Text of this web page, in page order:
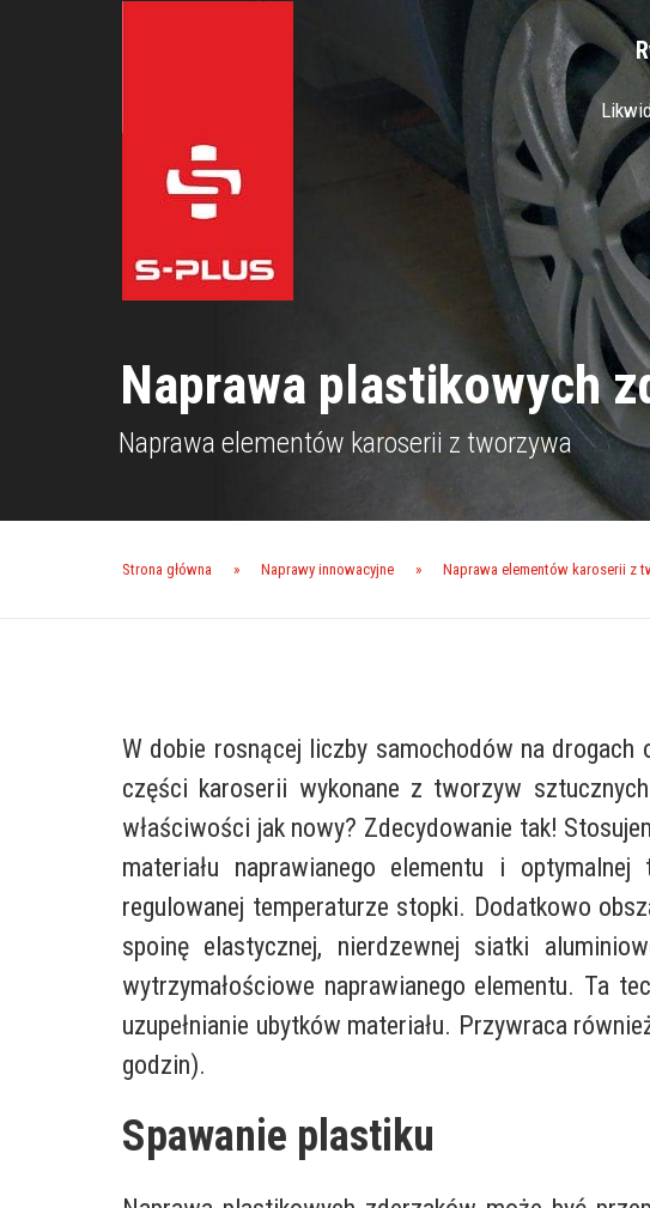
Naprawa plastikowych
Naprawa elementów karoserii z tworzywa
Strona główna » Naprawy innowacyjne » Naprawa elementów karoserii z
W dobie rosnącej liczby samochodów na
części karoserii wykonane z tworzyw
właściwości jak nowy? Zdecydowanie tak!
materiału naprawianego elementu i
regulowanej temperaturze stopki. Dodatkowo
spoinę elastycznej, nierdzewnej siatki
wytrzymałościowe naprawianego elementu. Ta
uzupełnianie ubytków materiału. Przywraca
godzin).
Spawanie plastiku